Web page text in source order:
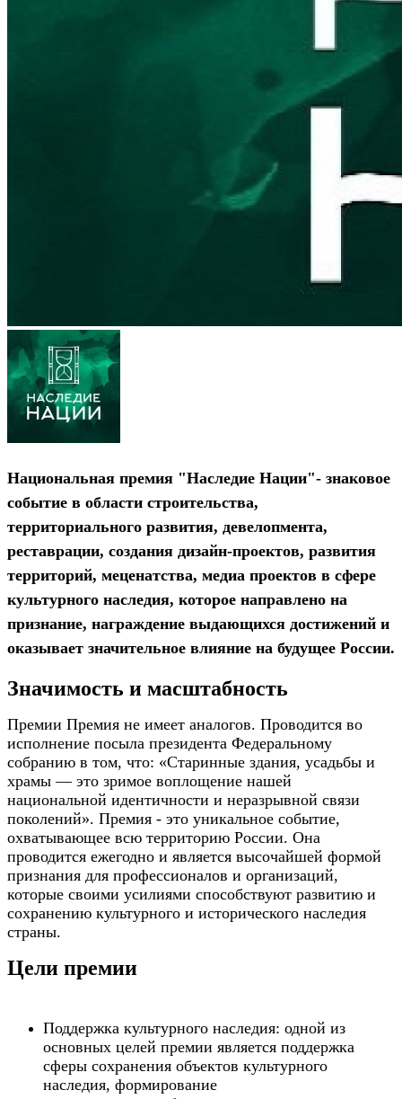
Национальная премия "Наследие Нации"- знаковое
событие в области строительства,
территориального развития, девелопмента,
реставрации, создания дизайн-проектов, развития
территорий, меценатства, медиа проектов в сфере
культурного наследия, которое направлено на
признание, награждение выдающихся достижений и
оказывает значительное влияние на будущее России.
Значимость и масштабность
Премии Премия не имеет аналогов. Проводится во
исполнение посыла президента Федеральному
собранию в том, что: «Старинные здания, усадьбы и
храмы — это зримое воплощение нашей
национальной идентичности и неразрывной связи
поколений». Премия - это уникальное событие,
охватывающее всю территорию России. Она
проводится ежегодно и является высочайшей формой
признания для профессионалов и организаций,
которые своими усилиями способствуют развитию и
сохранению культурного и исторического наследия
страны.
Цели премии
Поддержка культурного наследия: одной из
основных целей премии является поддержка
сферы сохранения объектов культурного
наследия, формирование